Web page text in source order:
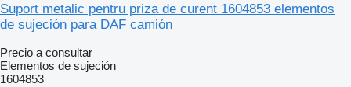
Suport metalic pentru priza de curent 1604853 elementos
de sujeción para DAF camión
Precio a consultar
Elementos de sujeción
1604853